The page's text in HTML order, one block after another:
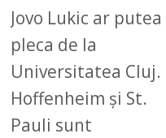
Jovo Lukic ar putea
pleca de la
Universitatea Cluj.
Hoffenheim și St.
Pauli sunt